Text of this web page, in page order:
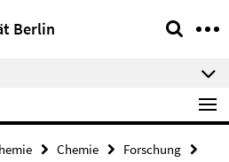
Berlin
Chemie
Forschung